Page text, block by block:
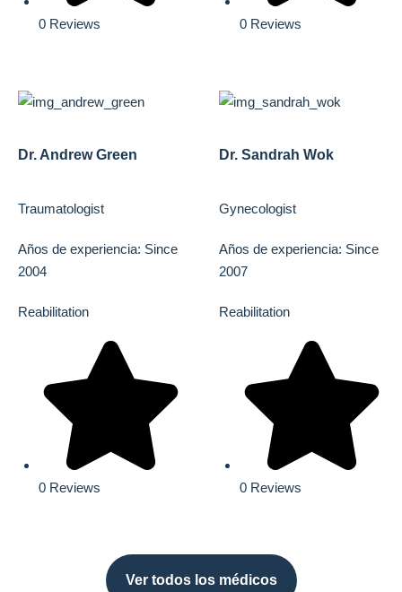
0 Reviews 0 Reviews
Dr. Andrew Green
Traumatologist
Años de experiencia: Since
2004
Reabilitation
0 Reviews
Dr. Sandrah Wok
Gynecologist
Años de experiencia: Since
2007
Reabilitation
0 Reviews
Ver todos los médicos